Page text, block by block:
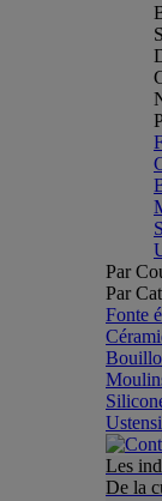
Par
Par
Fonte
Les
De la